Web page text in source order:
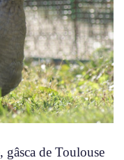
gâsca de Toulouse